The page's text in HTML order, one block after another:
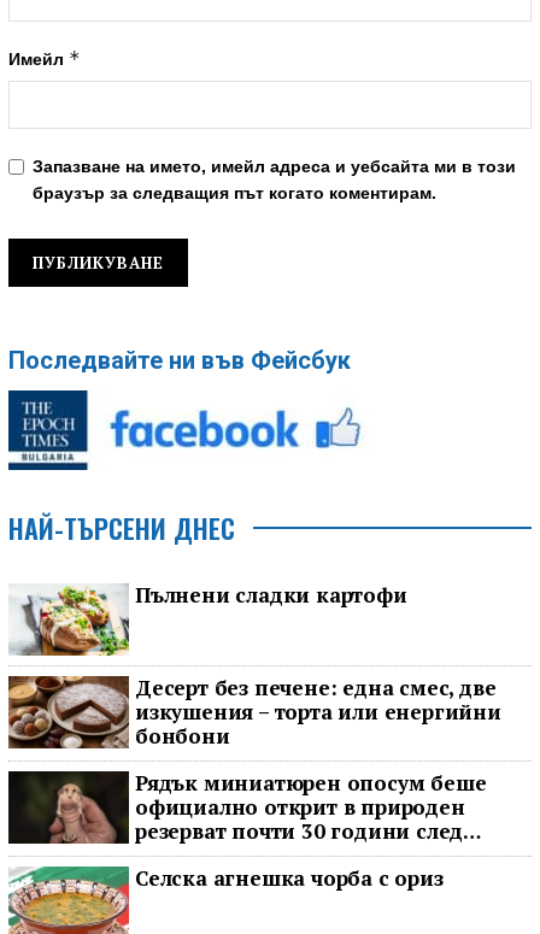
Имейл *
Запазване на името, имейл адреса и уебсайта ми в този
браузър за следващия път когато коментирам.
Последвайте ни във Фейсбук
НАЙ-ТЪРСЕНИ ДНЕС
Пълнени сладки картофи
Десерт без печене: една смес, две
изкушения – торта или енергийни
бонбони
Рядък миниатюрен опосум беше
официално открит в природен
резерват почти 30 години след
последното му наблюдение
Селска агнешка чорба с ориз